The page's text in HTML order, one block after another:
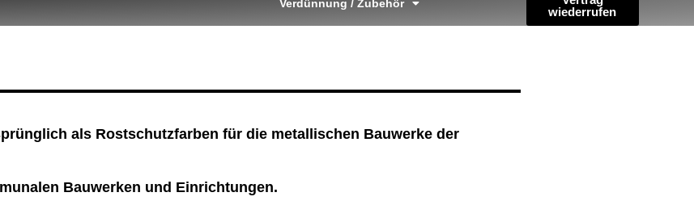
Verdünnung / Zubehör
wiederrufen
als Rostschutzfarben für die metallischen Bauwerke der
Bauwerken und Einrichtungen.